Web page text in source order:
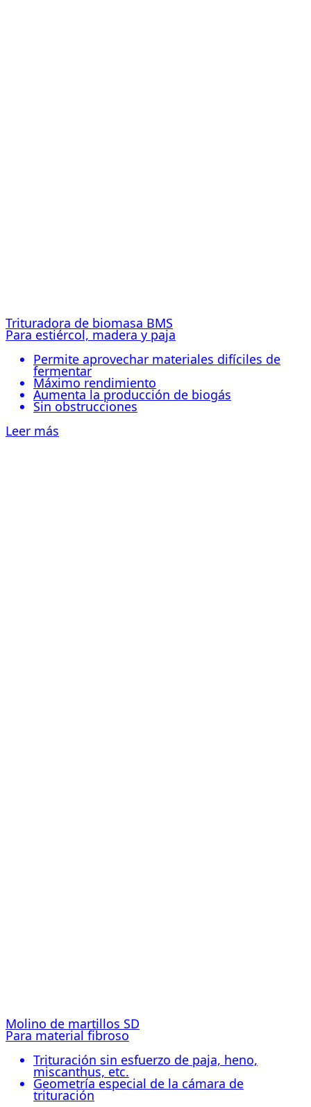
Trituradora de biomasa BMS
Para estiércol, madera y paja
Permite aprovechar materiales difíciles de
fermentar
Máximo rendimiento
Aumenta la producción de biogás
Sin obstrucciones
Leer más
Molino de martillos SD
Para material fibroso
Trituración sin esfuerzo de paja, heno,
miscanthus, etc.
Geometría especial de la cámara de
trituración